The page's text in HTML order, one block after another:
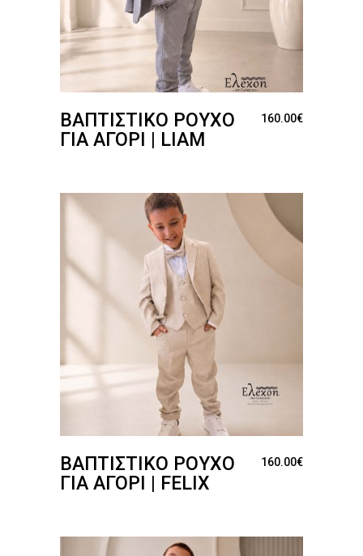
ΒΑΠΤΙΣΤΙΚΌ ΡΟΎΧΟ
ΓΙΑ ΑΓΌΡΙ | LIAM
160.00€
ΒΑΠΤΙΣΤΙΚΌ ΡΟΎΧΟ
ΓΙΑ ΑΓΌΡΙ | FELIX
160.00€